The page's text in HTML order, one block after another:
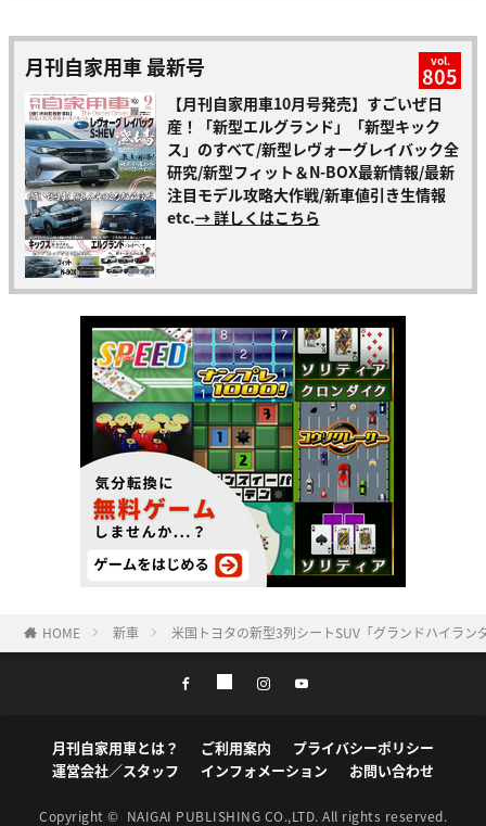
月刊自家用車 最新号 vol.
805
【月刊自家用車10月号発売】すごいぜ日
産！「新型エルグランド」「新型キック
ス」のすべて/新型レヴォーグレイバック全
研究/新型フィット＆N-BOX最新情報/最新
注目モデル攻略大作戦/新車値引き生情報
etc.→ 詳しくはこちら
HOME 新車 米国トヨタの新型3列シートSUV「グランドハイラ
月刊自家用車とは？ ご利用案内
プライバシーポリシー
運営会社／スタッフ
インフォメーション お問い合わせ
Copyright © NAIGAI PUBLISHING CO.,LTD. All rights reserved.